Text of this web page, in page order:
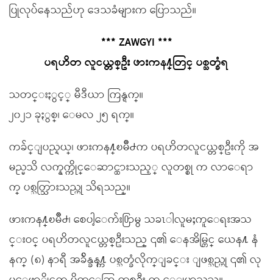
ပြုလုပ်နေသည်ဟု ဒေသခံများက ပြောသည်။
*** ZAWGYI ***
ပရဟိတ လူငယ္တစ္ဦး ဖားကန႔္တြင္ ပစ္သတ္ခံရ
သတင္းႏွင့္ မီဒီယာ ကြန္ရက္။
၂၀၂၁ ခုႏွစ္၊ ေမလ ၂၅ ရက္။
ကခ်င္ျပည္နယ္၊ ဖားကန႔္ၿမိဳ႕က ပရဟိတလူငယ္တစ္ဦးကို အ
မည္မသိ လက္နက္ကိုင္ေဆာင္ထားသည့္ လူတစ္စု က လာေရာ
က္ ပစ္သတ္သြားသည္ဟု သိရသည္။
ဖားကန႔္ၿမိဳ႕၊ စေပါ့ေက်း႐ြာမွ သခၤါလူမႈကူေရးအသ
င္းဝင္ ပရဟိတလူငယ္တစ္ဦးသည္ ၎၏ ေနအိမ္တြင္ ယေန႔ နံ
နက္ (၈) နာရီ အခ်ိန္ခန႔္က ပစ္သတ္ခံလိုက္ျခင္း ျဖစ္သည္ဟု ၎၏ လု